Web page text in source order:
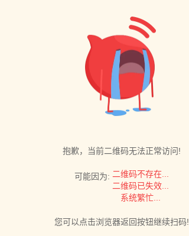
抱歉，当前二维码无法正常访问!
可能因为: 二维码不存在...
二维码已失效...
系统繁忙...
您可以点击浏览器返回按钮继续扫码!